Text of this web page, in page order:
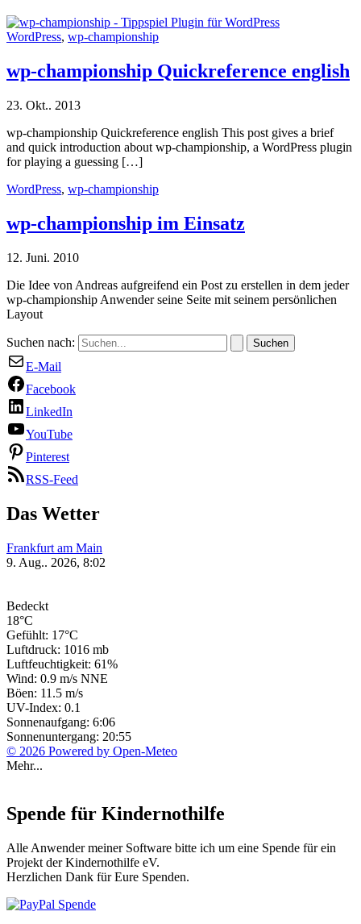
WordPress, wp-championship
wp-championship Quickreference english
23. Okt.. 2013
wp-championship Quickreference english This post gives a brief
and quick introduction about wp-championship, a WordPress plugin
for playing a guessing […]
WordPress, wp-championship
wp-championship im Einsatz
12. Juni. 2010
Die Idee von Andreas aufgreifend ein Post zu erstellen in dem jeder
wp-championship Anwender seine Seite mit seinem persönlichen
Layout
Suchen nach:
E-Mail
Facebook
LinkedIn
YouTube
Pinterest
RSS-Feed
Das Wetter
Frankfurt am Main
9. Aug.. 2026, 8:02
Bedeckt
18°C
Gefühlt: 17°C
Luftdruck: 1016 mb
Luftfeuchtigkeit: 61%
Wind: 0.9 m/s NNE
Böen: 11.5 m/s
UV-Index: 0.1
Sonnenaufgang: 6:06
Sonnenuntergang: 20:55
© 2026 Powered by Open-Meteo
Mehr...
Spende für Kindernothilfe
Alle Anwender meiner Software bitte ich um eine Spende für ein
Projekt der Kindernothilfe eV.
Herzlichen Dank für Eure Spenden.